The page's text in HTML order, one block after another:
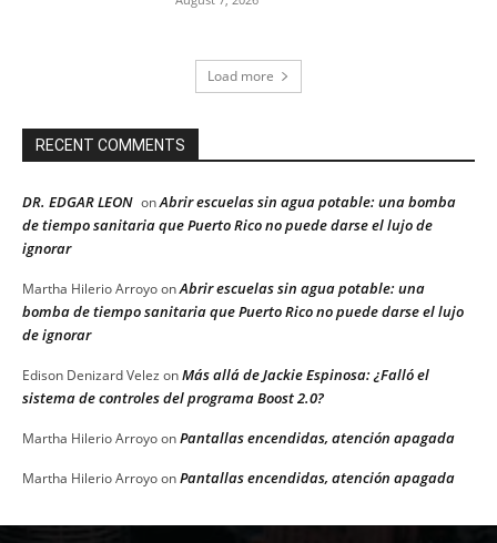
Load more
RECENT COMMENTS
DR. EDGAR LEON onAbrir escuelas sin agua potable: una bomba
de tiempo sanitaria que Puerto Rico no puede darse el lujo de
ignorar
Martha Hilerio ArroyoonAbrir escuelas sin agua potable: una
bomba de tiempo sanitaria que Puerto Rico no puede darse el lujo
de ignorar
Edison Denizard Velez onMás allá de Jackie Espinosa: ¿Falló el
sistema de controles del programa Boost 2.0?
Martha Hilerio ArroyoonPantallas encendidas, atención apagada
Martha Hilerio ArroyoonPantallas encendidas, atención apagada